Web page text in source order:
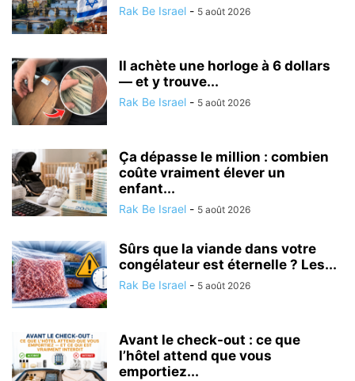
Rak Be Israel - 5 août 2026
Il achète une horloge à 6 dollars
— et y trouve...
Rak Be Israel - 5 août 2026
Ça dépasse le million : combien
coûte vraiment élever un
enfant...
Rak Be Israel - 5 août 2026
Sûrs que la viande dans votre
congélateur est éternelle ? Les...
Rak Be Israel - 5 août 2026
Avant le check-out : ce que
l’hôtel attend que vous
emportiez...